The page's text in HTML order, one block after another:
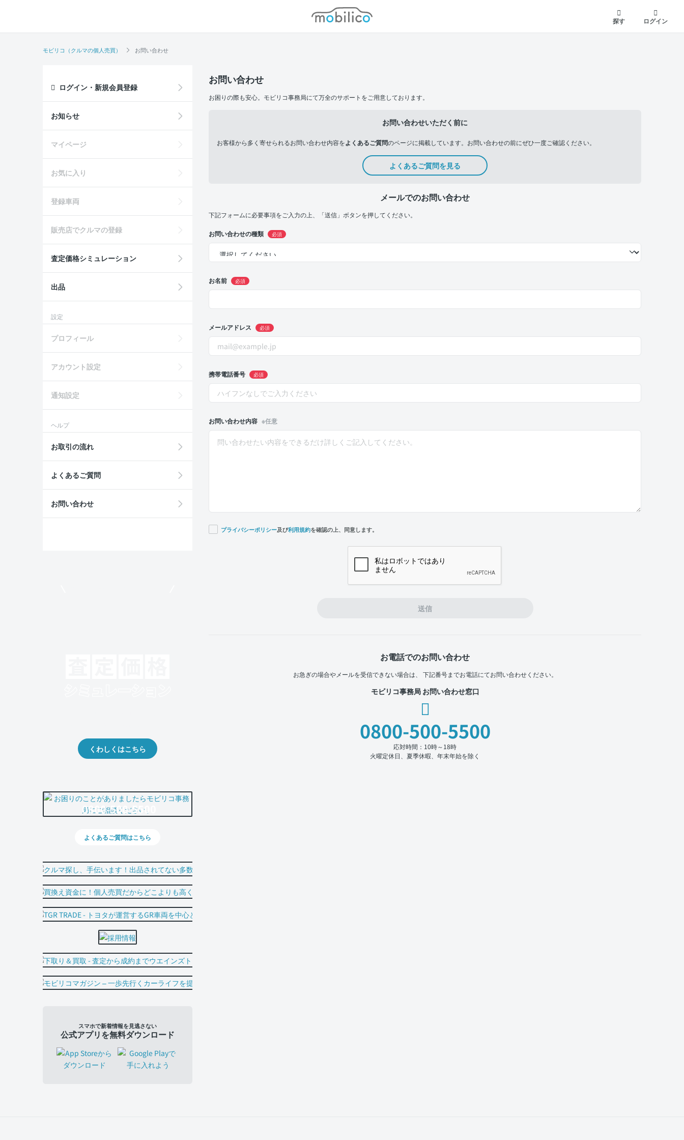
モビリコ
探す
ログイン
モビリコ（クルマの個人売買） お問い合わせ
お問い合わせ
お困りの際も安心。モビリコ事務局にて万全のサポートをご用意しております。
お問い合わせいただく前に
お客様から多く寄せられるお問い合わせ内容をよくあるご質問のページに掲載しています。お問い合わせの前にぜひ一度ご確認ください。
よくあるご質問を見る
メールでのお問い合わせ
下記フォームに必要事項をご入力の上、「送信」ボタンを押してください。
お問い合わせの種類 必須
お名前 必須
メールアドレス 必須
携帯電話番号 必須
お問い合わせ内容 ※任意
プライバシーポリシー及び利用規約を確認の上、同意します。
送信
お電話でのお問い合わせ
お急ぎの場合やメールを受信できない場合は、 下記番号までお電話にてお問い合わせください。
モビリコ事務局 お問い合わせ窓口
0800-500-5500
応対時間：10時～18時
火曜定休日、夏季休暇、年末年始を除く
ログイン・新規会員登録
お知らせ
マイページ
お気に入り
登録車両
販売店でクルマの登録
査定価格シミュレーション
出品
設定
プロフィール
アカウント設定
通知設定
ヘルプ
お取引の流れ
よくあるご質問
お問い合わせ
くわしくはこちら
0800-500-5500
よくあるご質問はこちら
スマホで新着情報を見逃さない
公式アプリを無料ダウンロード